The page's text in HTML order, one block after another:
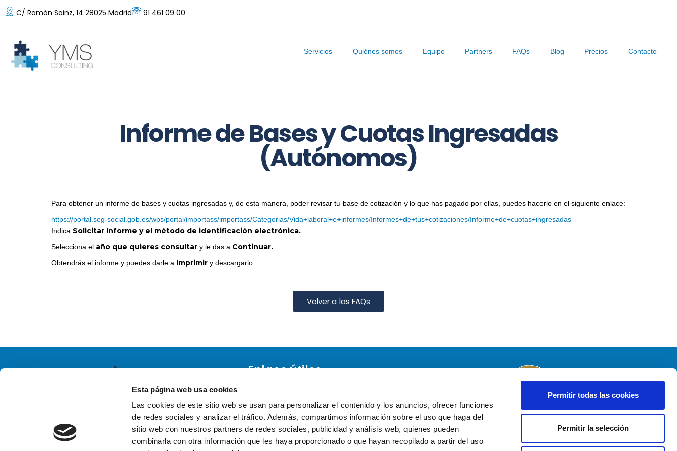
Esta página web usa cookies
Las cookies de este sitio web se usan para personalizar el contenido y los anuncios, ofrecer funciones
de redes sociales y analizar el tráfico. Además, compartimos información sobre el uso que haga del
sitio web con nuestros partners de redes sociales, publicidad y análisis web, quienes pueden
combinarla con otra información que les haya proporcionado o que hayan recopilado a partir del uso
Permitir todas las cookies
Permitir la selección
C/ Ramón Sainz, 14 28025 Madrid 91 461 09 00
Servicios Quiénes somos Equipo Partners FAQs Blog Precios Contacto
Informe de Bases y Cuotas Ingresadas
(Autónomos)
Para obtener un informe de bases y cuotas ingresadas y, de esta manera, poder revisar tu base de cotización y lo que has pagado por ellas, puedes hacerlo en el siguiente enlace:
https://portal.seg-social.gob.es/wps/portal/importass/importass/Categorias/Vida+laboral+e+informes/Informes+de+tus+cotizaciones/Informe+de+cuotas+ingresadas
Indica Solicitar Informe y el método de identificación electrónica.
Selecciona el año que quieres consultar y le das a Continuar.
Obtendrás el informe y puedes darle a Imprimir y descargarlo.
Volver a las FAQs
Enlace útiles
Mapa del sitio
Profesionales comprometidas con la
IGUALDAD EQC nº EQC 20001/2022